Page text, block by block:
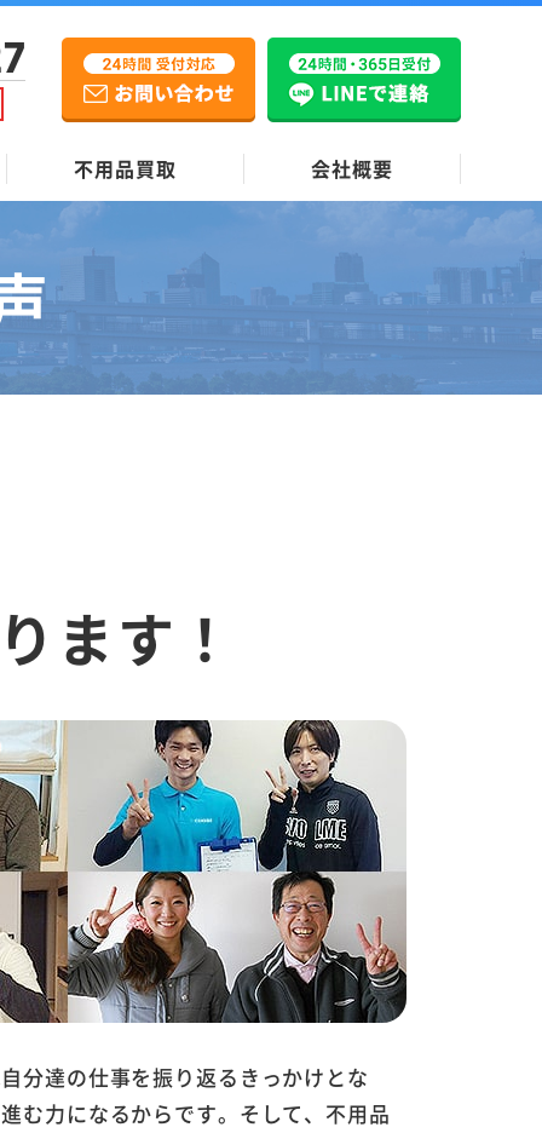
不用品買取 会社概要
ます！
分達の仕事を振り返るきっかけとな
む力になるからです。そして、不用品